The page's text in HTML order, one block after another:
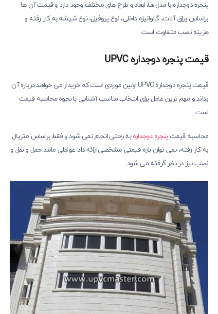
پنجره دوجداره با مدل ها، ابعاد و طرح های مختلف وجود دارد و قیمت آن ها
براساس یراق آلات، گالوانیزه داخلی، نوع پروفیل، نوع شیشه به کار رفته و
هزینه نصب متفاوت است.
قیمت پنجره دوجدارهUPVC
قیمت پنجره دوجداره UPVC اولین موردی است که خریدار می خواهد درباره آن
بداند و مهم ترین عامل برای انتخاب مناسب آشنایی با نحوه محاسبه قیمت
است.
محاسبه‌ قیمت پنجره‌ دوجدارهبه راحتی انجام نمی شود و فقط براساس متریال
به کار رفته، نمی توان بازه‌ قیمتی مشخصی ارائه داد. عواملی مانند حمل و نقل و
نصب نیز در نظر گرفته می شود.